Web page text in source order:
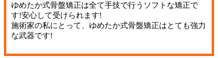
ゆめたか式骨盤矯正は全て手技で行うソフトな矯正で
す!安心して受けられます!
施術家の私にとって、ゆめたか式骨盤矯正はとても強力
な武器です!